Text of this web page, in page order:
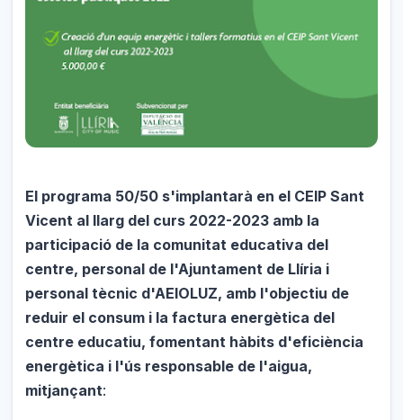
El programa 50/50 s'implantarà en el CEIP Sant
Vicent al llarg del curs 2022-2023 amb la
participació de la comunitat educativa del
centre, personal de l'Ajuntament de Llíria i
personal tècnic d'AEIOLUZ, amb l'objectiu de
reduir el consum i la factura energètica del
centre educatiu, fomentant hàbits d'eficiència
energètica i l'ús responsable de l'aigua,
mitjançant: